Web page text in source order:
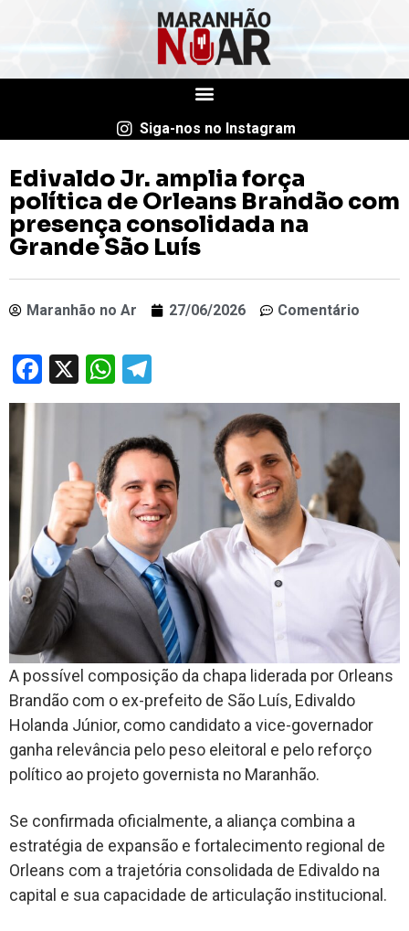
Siga-nos no Instagram
Edivaldo Jr. amplia força
política de Orleans Brandão com
presença consolidada na
Grande São Luís
Maranhão no Ar 27/06/2026 Comentário
Facebook
X WhatsApp
A possível composição da chapa liderada por Orleans
Brandão com o ex-prefeito de São Luís, Edivaldo
Holanda Júnior, como candidato a vice-governador
ganha relevância pelo peso eleitoral e pelo reforço
político ao projeto governista no Maranhão.
Se confirmada oficialmente, a aliança combina a
estratégia de expansão e fortalecimento regional de
Orleans com a trajetória consolidada de Edivaldo na
capital e sua capacidade de articulação institucional.